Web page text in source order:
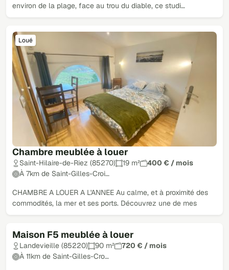
environ de la plage, face au trou du diable, ce studi…
Chambre meublée à louer
Loué
Saint-Hilaire-de-Riez (85270) 19 m²
400 € / mois
À 7km de Saint-Gilles-Croi…
CHAMBRE A LOUER A L'ANNEE Au calme, et à proximité des
commodités, la mer et ses ports. Découvrez une de mes
Maison F5 meublée à louer
Loué
Landevieille (85220) 90 m²
720 € / mois
À 11km de Saint-Gilles-Cro…